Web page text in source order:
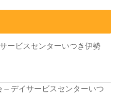
ービスセンターいつき伊勢
– デイサービスセンターいつ